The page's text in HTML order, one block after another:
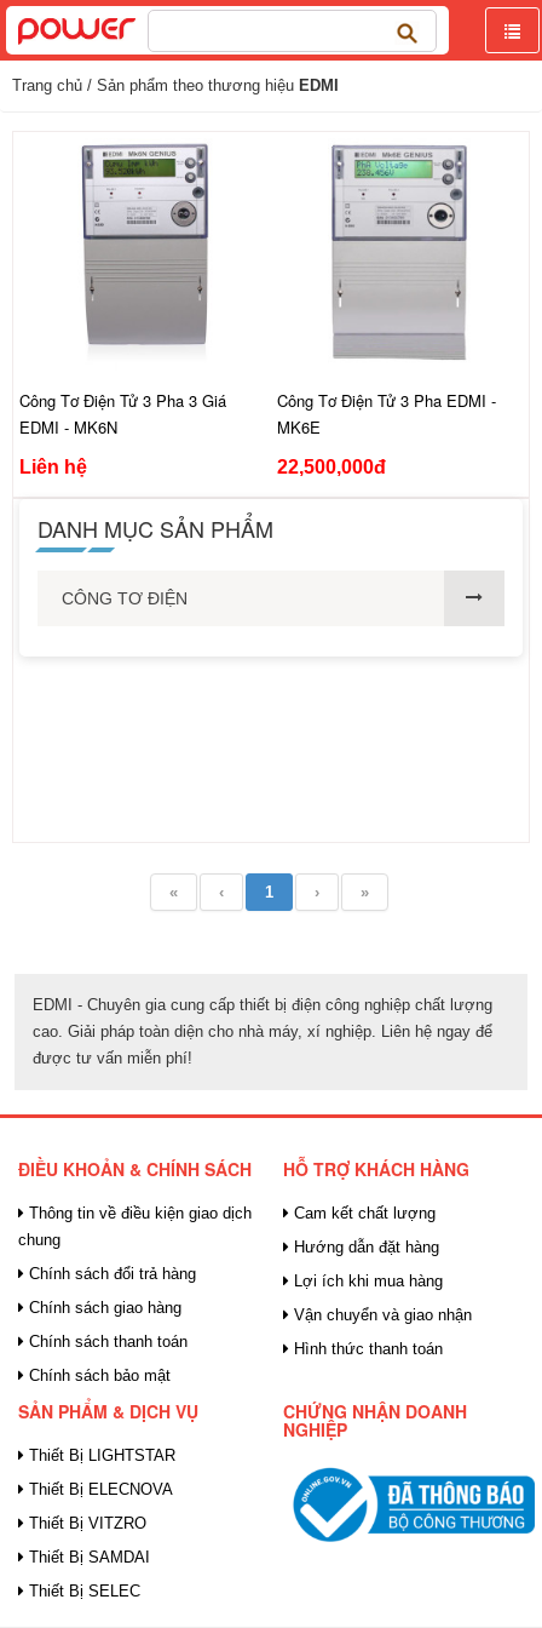
Tìm
kiếm
Trang chủ / Sản phẩm theo thương hiệu EDMI
Công Tơ Điện Tử 3 Pha 3 Giá
EDMI - MK6N
Liên hệ
Công Tơ Điện Tử 3 Pha EDMI -
MK6E
22,500,000đ
DANH MỤC SẢN PHẨM
CÔNG TƠ ĐIỆN
« ‹ 1 › »
EDMI - Chuyên gia cung cấp thiết bị điện công nghiệp chất lượng
cao. Giải pháp toàn diện cho nhà máy, xí nghiệp. Liên hệ ngay để
được tư vấn miễn phí!
ĐIỀU KHOẢN & CHÍNH SÁCH
Thông tin về điều kiện giao dịch
chung
Chính sách đổi trả hàng
Chính sách giao hàng
Chính sách thanh toán
Chính sách bảo mật
HỖ TRỢ KHÁCH HÀNG
Cam kết chất lượng
Hướng dẫn đặt hàng
Lợi ích khi mua hàng
Vận chuyển và giao nhận
Hình thức thanh toán
SẢN PHẨM & DỊCH VỤ
Thiết Bị LIGHTSTAR
Thiết Bị ELECNOVA
Thiết Bị VITZRO
Thiết Bị SAMDAI
Thiết Bị SELEC
CHỨNG NHẬN DOANH
NGHIỆP